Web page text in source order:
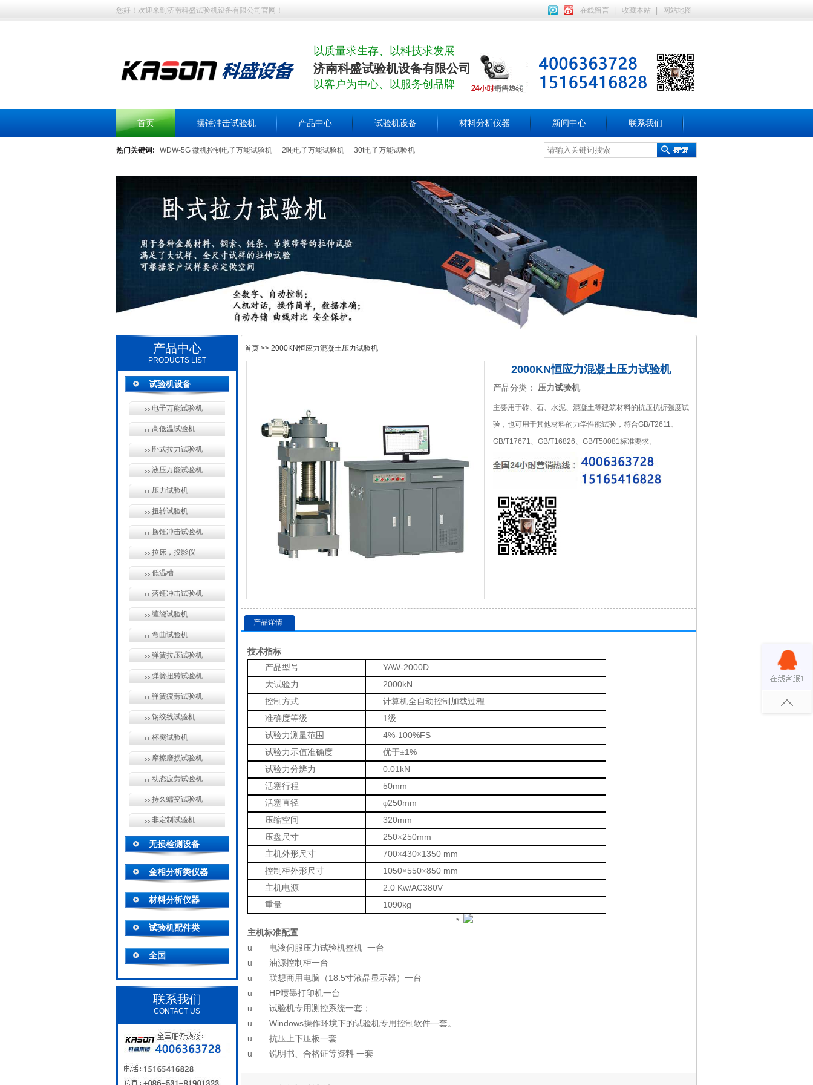
您好！欢迎来到济南科盛试验机设备有限公司官网！ 在线留言 收藏本站 网站地图
以质量求生存、以科技求发展
济南科盛试验机设备有限公司
以客户为中心、以服务创品牌
首页 摆锤冲击试验机 产品中心 试验机设备 材料分析仪器 新闻中心 联系我们
热门关键词: WDW-5G 微机控制电子万能试验机 2吨电子万能试验机 30t电子万能试验机
产品中心
PRODUCTS LIST
试验机设备
电子万能试验机
高低温试验机
卧式拉力试验机
液压万能试验机
压力试验机
扭转试验机
摆锤冲击试验机
拉床，投影仪
低温槽
落锤冲击试验机
缠绕试验机
弯曲试验机
弹簧拉压试验机
弹簧扭转试验机
弹簧疲劳试验机
钢绞线试验机
杯突试验机
摩擦磨损试验机
动态疲劳试验机
持久蠕变试验机
非定制试验机
无损检测设备
金相分析类仪器
材料分析仪器
试验机配件类
全国
联系我们
CONTACT US
首页 >> 2000KN恒应力混凝土压力试验机
2000KN恒应力混凝土压力试验机
产品分类： 压力试验机
主要用于砖、石、水泥、混凝土等建筑材料的抗压抗折强度试
验，也可用于其他材料的力学性能试验，符合GB/T2611、
GB/T17671、GB/T16826、GB/T50081标准要求。
产品详情
技术指标
产品型号 YAW-2000D
大试验力 2000kN
控制方式
计算机全自动控制加载过程
准确度等级
1级
试验力测量范围
4%-100%FS
试验力示值准确度 优于±1%
试验力分辨力 0.01kN
活塞行程 50mm
活塞直径 φ250mm
压缩空间 320mm
压盘尺寸 250×250mm
主机外形尺寸 700×430×1350 mm
控制柜外形尺寸 1050×550×850 mm
主机电源 2.0 Kw/AC380V
重量 1090kg
主机标准配置
u 电液伺服压力试验机整机 一台
u 油源控制柜一台
u 联想商用电脑（18.5寸液晶显示器）一台
u HP喷墨打印机一台
u 试验机专用测控系统一套；
u Windows操作环境下的试验机专用控制软件一套。
u 抗压上下压板一套
u 说明书、合格证等资料 一套